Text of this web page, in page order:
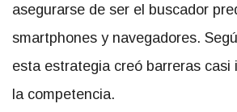
asegurarse de ser el buscador
smartphones y navegadores.
esta estrategia creó barreras casi
la competencia.